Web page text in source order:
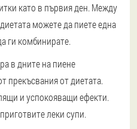
като в първия ден. Между
можете да пиете една
ги комбинирате.
в дните на пиене
прекъсвания от диетата.
и успокояващи ефекти.
леки супи.